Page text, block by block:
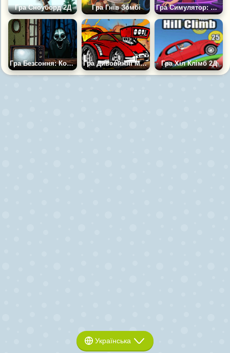
Гра Сноуборд 2Д Гра Гнів Зомбі Гра Симулятор: Шлях Стрімера
Гра Безсоння: Кошмар Наяву Гра Дивовижні Машини Гра Хіл Клімб 2Д
Українська